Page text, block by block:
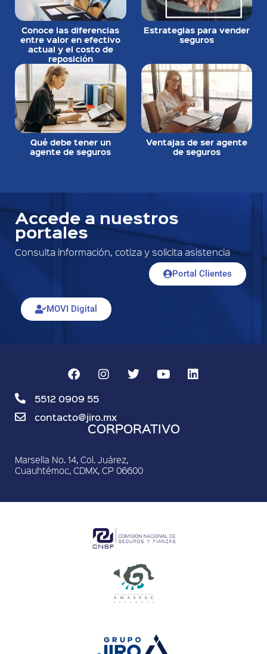
Conoce las diferencias
entre valor en efectivo
actual y el costo de
reposición
Estrategias para vender
seguros
Qué debe tener un
agente de seguros
Ventajas de ser agente
de seguros
Accede a nuestros
portales
Consulta información, cotiza y solicita asistencia
Portal Clientes
MOVI Digital
5512 0909 55
contacto@jiro.mx
CORPORATIVO
Marsella No. 14, Col. Juárez,
Cuauhtémoc, CDMX, CP 06600